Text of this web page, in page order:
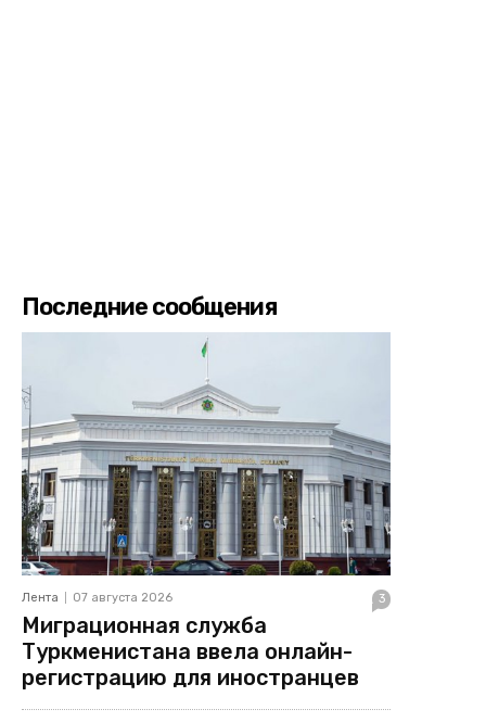
Последние сообщения
Лента 07 августа 2026 3
Миграционная служба
Туркменистана ввела онлайн-
регистрацию для иностранцев